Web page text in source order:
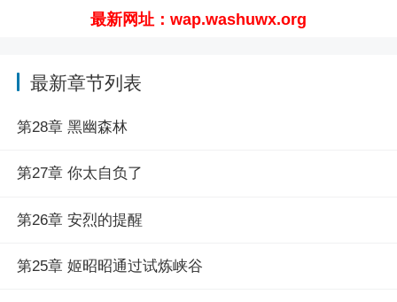
明？我靠御兽封神！最新章节请关注（凡人小说网
最新网址：wap.washuwx.org
最新章节列表
第28章 黑幽森林
第27章 你太自负了
第26章 安烈的提醒
第25章 姬昭昭通过试炼峡谷